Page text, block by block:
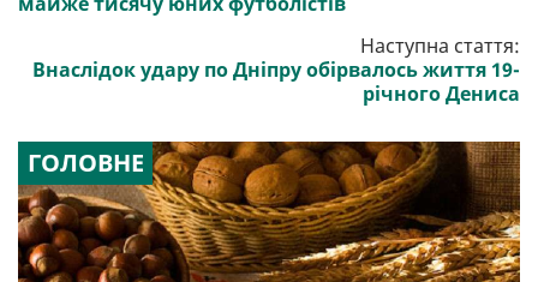
Наступна стаття:
Внаслідок удару по Дніпру обірвалось життя 19-
річного Дениса
ГОЛОВНЕ